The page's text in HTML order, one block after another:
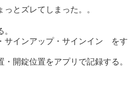
とズレてしまった。。
サインアップ・サインイン をす
開錠位置をアプリで記録する。